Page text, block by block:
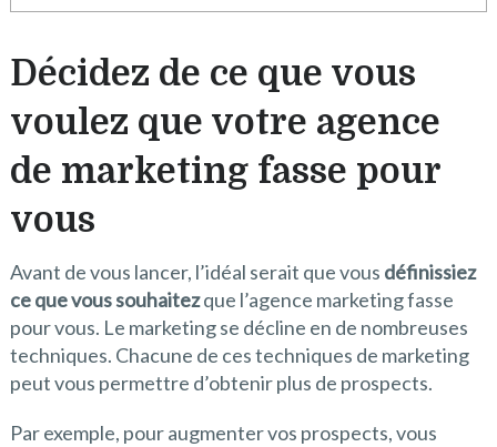
Décidez de ce que vous
voulez que votre agence
de marketing fasse pour
vous
Avant de vous lancer, l’idéal serait que vous définissiez
ce que vous souhaitezque l’agence marketing fasse
pour vous. Le marketing se décline en de nombreuses
techniques. Chacune de ces techniques de marketing
peut vous permettre d’obtenir plus de prospects.
Par exemple, pour augmenter vos prospects, vous